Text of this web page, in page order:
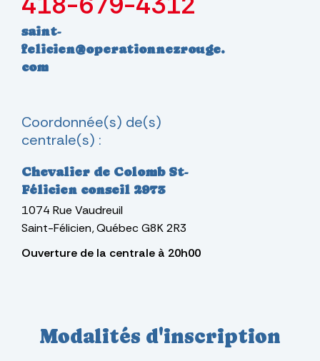
saint-
felicien@operationnezrouge.
com
Coordonnée(s) de(s)
centrale(s) :
Chevalier de Colomb St-
Félicien conseil 2973
1074 Rue Vaudreuil
Saint-FélicienQuébecG8K 2R3
Ouverture de la centrale à 20h00
Modalités d'inscription